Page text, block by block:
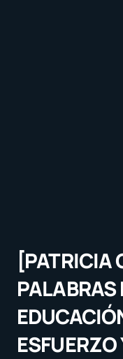
[PATRICIA
PALABRAS